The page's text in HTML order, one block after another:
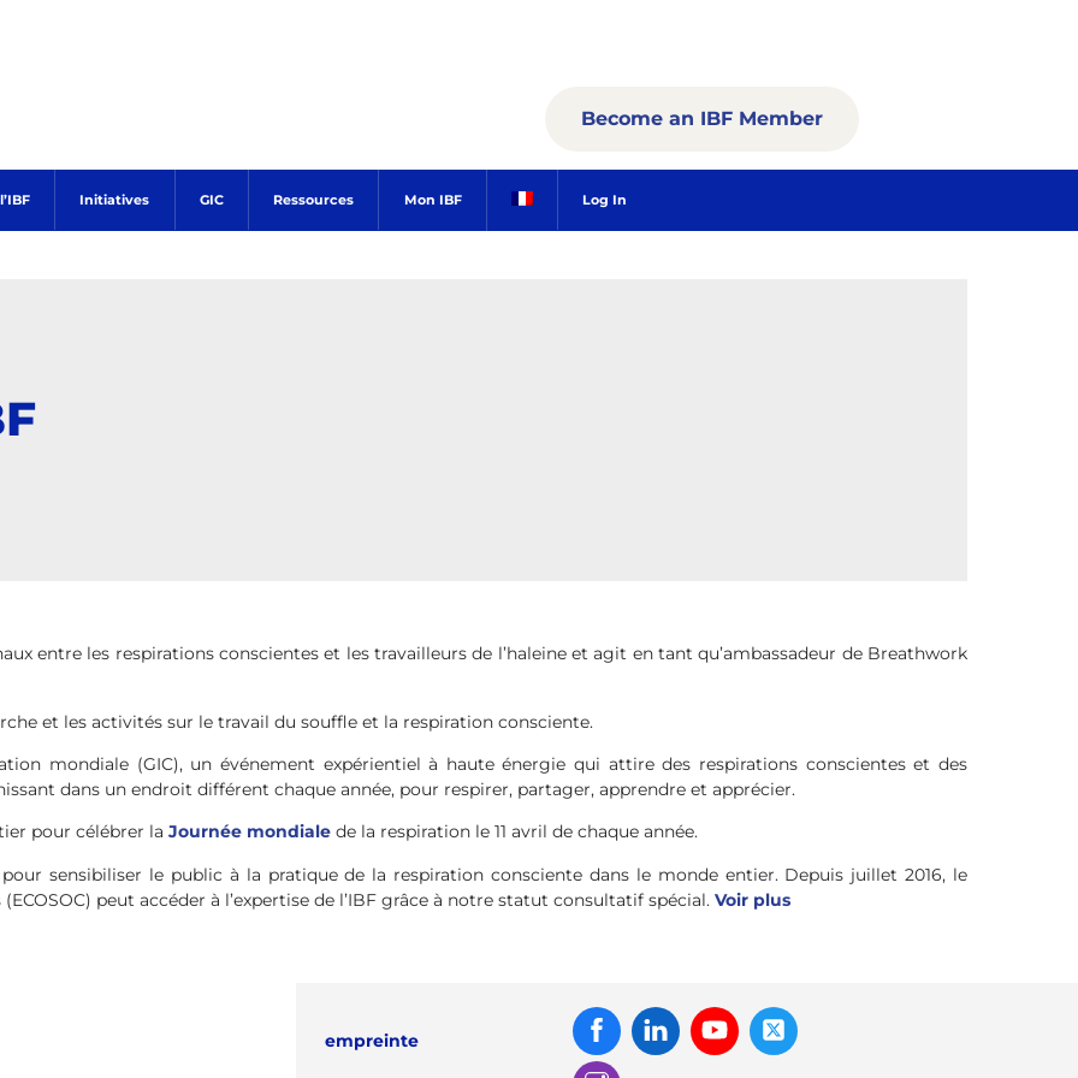
Initiatives GIC Ressources Mon IBF Log In
Become an IBF Member
entre les respirations conscientes et les travailleurs de l’haleine et agit en tant qu’ambassadeur de Breathwork
et les activités sur le travail du souffle et la respiration consciente.
mondiale (GIC), un événement expérientiel à haute énergie qui attire des respirations conscientes et des
dans un endroit différent chaque année, pour respirer, partager, apprendre et apprécier.
pour célébrer laJournée mondiale de la respiration le 11 avril de chaque année.
pour sensibiliser le public à la pratique de la respiration consciente dans le monde entier. Depuis juillet 2016, le
peut accéder à l’expertise de l’IBF grâce à notre statut consultatif spécial.Voir plus
empreinte
FacebookLinked
In
Youtube